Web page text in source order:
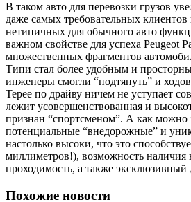
В таком авто для перевозки грузов
даже самых требовательных
нетипичных для обычного авто
важном свойстве для успеха Peugeot
множественных фрагментов
Типи стал более удобным и
инженеры смогли “подтянуть” и
Tepee по драйву ничем не уступает
лежит усовершенствованная и
признан “спортсменом”. А как можно
потенциальные “внедорожные” и
настолько высоки, что это
миллиметров!), возможность наличия
проходимость, а также эксклюзивный
Похожие новости